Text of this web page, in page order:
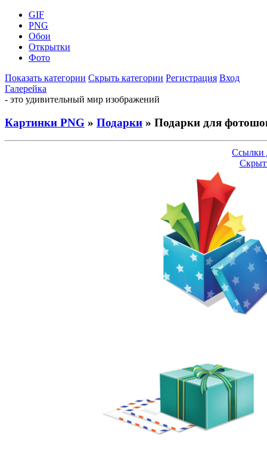
GIF
PNG
Обои
Открытки
Фото
Показать категории Скрыть категории Регистрация Вход
Галерейка
- это удивительный мир изображений
Картинки PNG » Подарки » Подарки для
Ссылки